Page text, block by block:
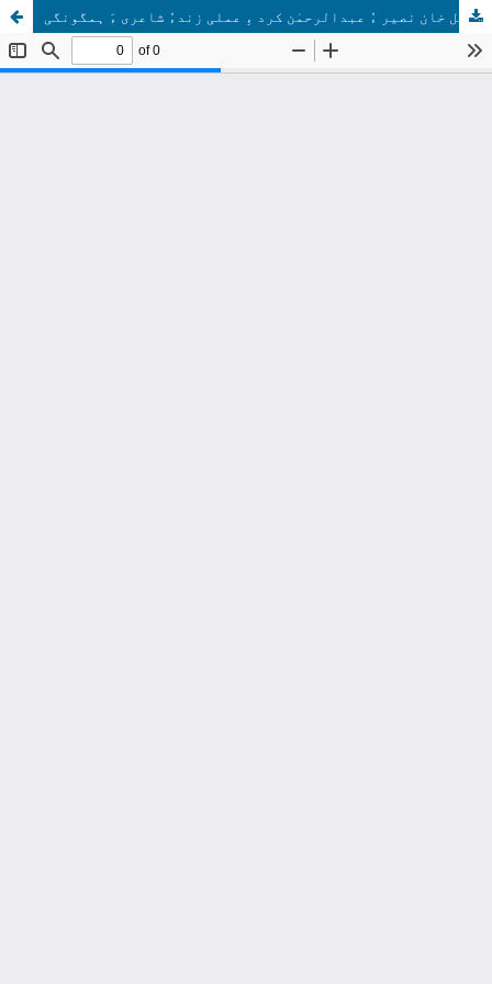
گل خان نصیر ءُ عبدالرحمٰن کرد ءِ عملی زندءُ شاعری ءَ ہمگونگی